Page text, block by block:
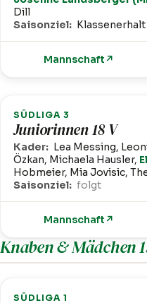
Dill
Saisonziel: Klassenerhalt
Mannschaft ↗
SÜDLIGA 3
Juniorinnen 18 V
Kader: Lea Messing,
Özkan, Michaela Hausler,
Hobmeier, Mia Jovisic,
Saisonziel: folgt
Mannschaft ↗
Knaben & Mädchen
SÜDLIGA 1